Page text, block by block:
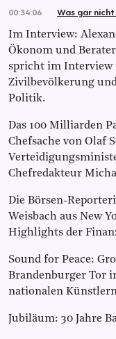
00:34:06
Was gar
Im Interview:
Ökonom und
spricht im Interview
Zivilbevölkerung
Politik.
Das 100 Milliarden
Chefsache von Olaf
Chefredakteur
Die Börsen-
Weisbach aus New
Highlights der
Sound for Peace:
Brandenburger Tor
nationalen
Jubiläum: 30 Jahre